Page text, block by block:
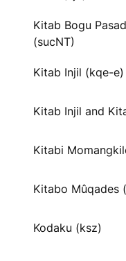
Kitab Bogu
(sucNT)
Kitab Injil (kqe-e)
Kitab Injil and
Kitabi
Kitabo Mûqades
Kodaku (ksz)